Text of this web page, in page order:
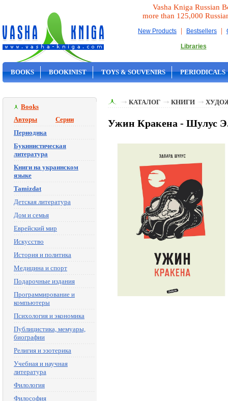
Vasha Kniga Russian
more than 125,000
New Products | Bestsellers |
Libraries
BOOKS BOOKINIST TOYS & SOUVENIRS PERIODICALS
Books
Авторы
Серии
Периодика
Букинистическая
литература
Книги на украинском
языке
Tamizdat
Детская литература
Дом и семья
Еврейский мир
Искусство
История и политика
Медицина и спорт
Подарочные издания
Программирование и
компьютеры
Психология и экономика
Публицистика, мемуары,
биографии
Религия и эзотерика
Учебная и научная
литература
Филология
Философия
КАТАЛОГ КНИГИ
Ужин Кракена - Шулус